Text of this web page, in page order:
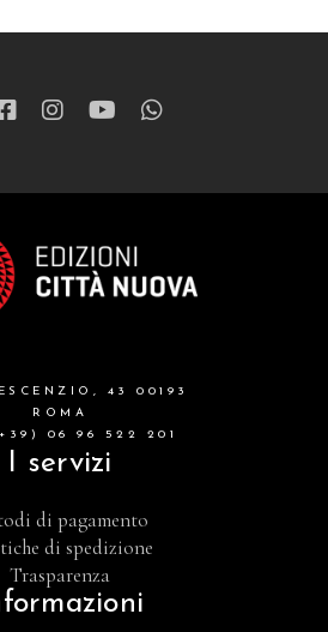
43 00193
ROMA
06 96 522 201
I servizi
di pagamento
di spedizione
Trasparenza